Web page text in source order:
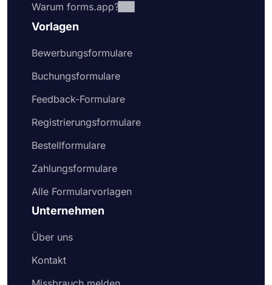
Warum forms.app?
Vorlagen
Bewerbungsformulare
Buchungsformulare
Feedback-Formulare
Registrierungsformulare
Bestellformulare
Zahlungsformulare
Alle Formularvorlagen
Unternehmen
Über uns
Kontakt